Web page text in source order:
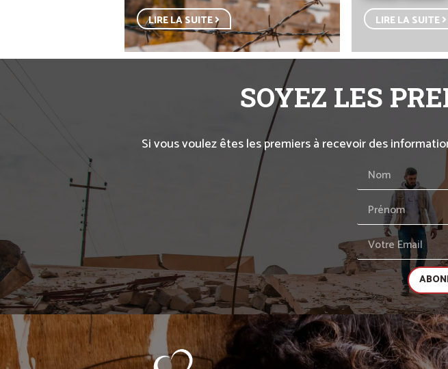
LIRE LA SUITE LIRE LA SUITE
SOYEZ LES
Si vous voulez êtes les premiers à recevoir des